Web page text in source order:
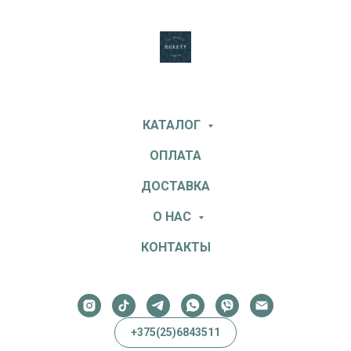
КАТАЛОГ
ОПЛАТА
ДОСТАВКА
О НАС
КОНТАКТЫ
+375(25)6843511